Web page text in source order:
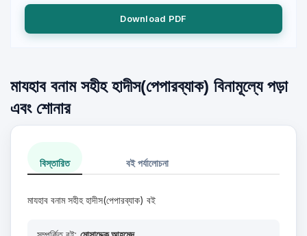
Download PDF
মাযহাব বনাম সহীহ হাদীস(পেপারব্যাক) বিনামূল্যে পড়া
এবং শোনার
বিস্তারিত বই পর্যালোচনা
মাযহাব বনাম সহীহ হাদীস(পেপারব্যাক) বই